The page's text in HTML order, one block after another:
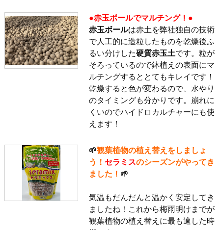
●赤玉ボールでマルチング！●
赤玉ボールは赤土を弊社独自の技術
で人工的に造粒したものを乾燥後ふ
るい分けした硬質赤玉土です。粒が
そろっているので鉢植えの表面にマ
ルチングするととてもキレイです！
乾燥すると色が変わるので、水やり
のタイミングも分かりです。崩れに
くいのでハイドロカルチャーにも使
えます！
🌱観葉植物の植え替えをしましょ
う！ セラミスのシーズンがやってき
ました！ 🌱
気温もだんだんと温かく安定してき
ましたね！これから梅雨明けまでが
観葉植物の植え替えに最も適した時